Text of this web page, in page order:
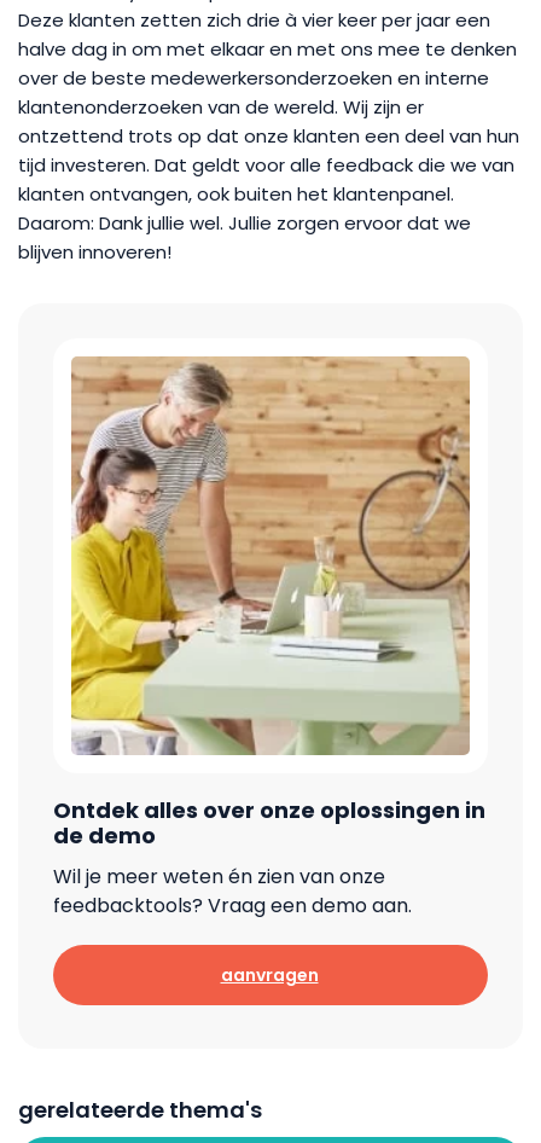
Deze klanten zetten zich drie à vier keer per jaar een
halve dag in om met elkaar en met ons mee te denken
over de beste medewerkersonderzoeken en interne
klantenonderzoeken van de wereld. Wij zijn er
ontzettend trots op dat onze klanten een deel van hun
tijd investeren. Dat geldt voor alle feedback die we van
klanten ontvangen, ook buiten het klantenpanel.
Daarom: Dank jullie wel. Jullie zorgen ervoor dat we
blijven innoveren!
Ontdek alles over onze oplossingen in
de demo
Wil je meer weten én zien van onze
feedbacktools? Vraag een demo aan.
aanvragen
gerelateerde thema's